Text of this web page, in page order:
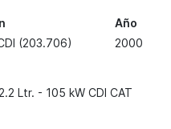
(203.706)
Año
2000
Ltr. - 105 kW CDI CAT